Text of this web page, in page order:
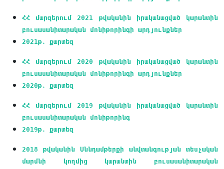
ՀՀ մարզերում 2021 թվականին իրականացված կարանտին
բուսասանիտարական մոնիթորինգի արդյունքներ
2021թ․ քարտեզ
ՀՀ մարզերում 2020 թվականին իրականացված կարանտին
բուսասանիտարական մոնիթորինգի արդյունքներ
2020թ․ քարտեզ
ՀՀ մարզերում 2019 թվականին իրականացված կարանտին
բուսասանիտարական մոնիթորինգ
2019թ․ քարտեզ
2018 թվականին Սննդամթերքի անվտանգության տեսչական
մարմնի կողմից կարանտին բուսասանիտարական